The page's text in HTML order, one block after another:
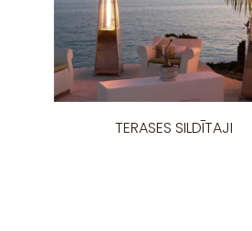
TERASES SILDĪTAJI